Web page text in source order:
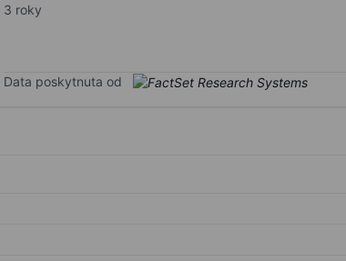
3 roky
Data poskytnuta od